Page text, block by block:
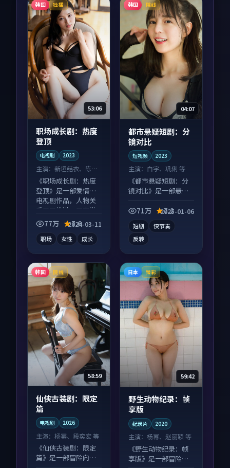
韩国 独播
53:06
职场成长剧：热度
登顶
电视剧 2023
主演： 新垣结衣、陈坤
等
《职场成长剧：热度
登顶》是一部爱情向
电视剧作品，人物关
系层层推进，尾声常
有情绪落点。
77万 7.6
2024-03-11
职场 女性 成长
韩国 院线
04:07
都市悬疑短剧：分
镜对比
短视频 2023
主演： 白宇、巩俐 等
《都市悬疑短剧：分
镜对比》是一部悬疑
讨论度高，适合配弹
71万 7.2
2025-01-06
短剧
快节奏
反转
韩国 院线
58:59
仙侠古装剧：限定
篇
电视剧 2026
主演： 杨幂、段奕宏 等
《仙侠古装剧：限定
篇》是一部冒险向电
日本 臻彩
59:42
野生动物纪录：帧
享版
纪录片 2020
主演：杨幂、赵丽颖 等
《野生动物纪录：帧
享版》是一部冒险向